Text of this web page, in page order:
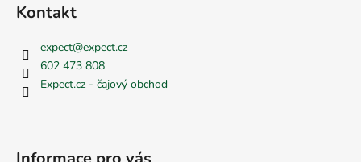
Kontakt
expect@expect.cz
602 473 808
Expect.cz - čajový obchod